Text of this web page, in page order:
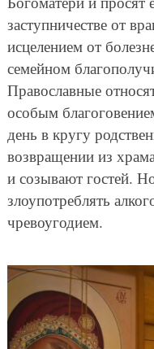
заступничестве от
исцелением от
семейном
Православные
особым
день в кругу
возвращении из
и созывают гостей.
злоупотреблять
чревоугодием.